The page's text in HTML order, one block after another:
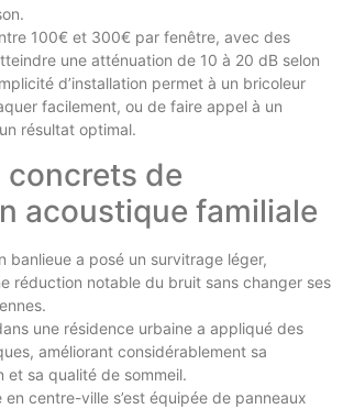
100€ et 300€ par fenêtre, avec des
une atténuation de 10 à 20 dB selon
d’installation permet à un bricoleur
facilement, ou de faire appel à un
résultat optimal.
concrets de
acoustique familiale
banlieue a posé un survitrage léger,
réduction notable du bruit sans changer ses
une résidence urbaine a appliqué des
améliorant considérablement sa
et sa qualité de sommeil.
en centre-ville s’est équipée de panneaux